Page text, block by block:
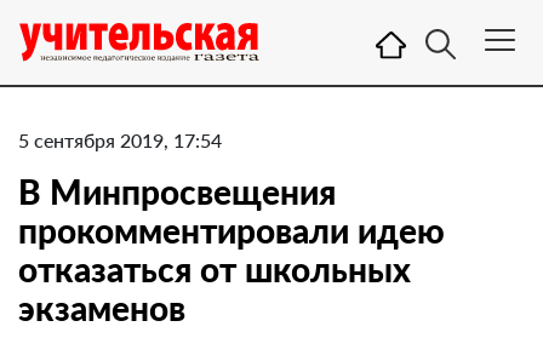
5 сентября 2019, 17:54
В Минпросвещения
прокомментировали идею
отказаться от школьных
экзаменов